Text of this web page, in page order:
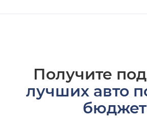
Получите
лучших авто
бюджет